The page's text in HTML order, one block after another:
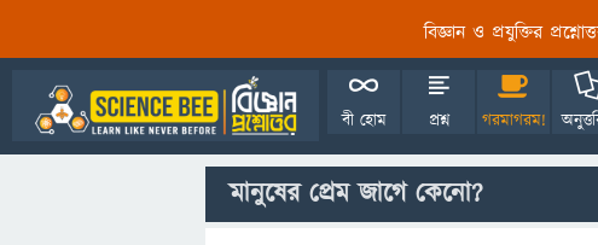
বিজ্ঞান ও প্রযুক্তির
বী হোম প্রশ্ন গরমাগরম!
মানুষের প্রেম জাগে কেনো?